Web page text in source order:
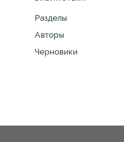
Разделы
Авторы
Черновики